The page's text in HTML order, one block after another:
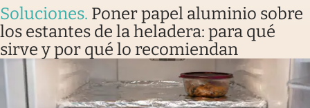
Soluciones. Poner papel aluminio sobre
los estantes de la heladera: para qué
sirve y por qué lo recomiendan